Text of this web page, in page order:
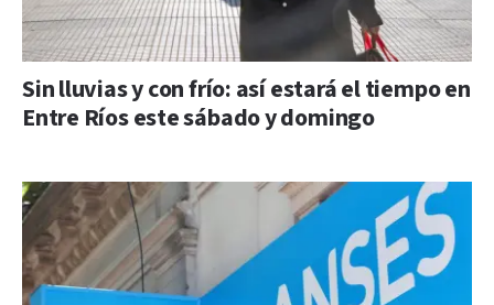
Sin lluvias y con frío: así estará el tiempo en
Entre Ríos este sábado y domingo